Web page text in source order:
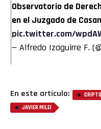
Observatorio de
en el Juzgado de
pic.twitter.com/
— Alfredo Izaguirre F.
En este artículo:
JAVIER MILEI